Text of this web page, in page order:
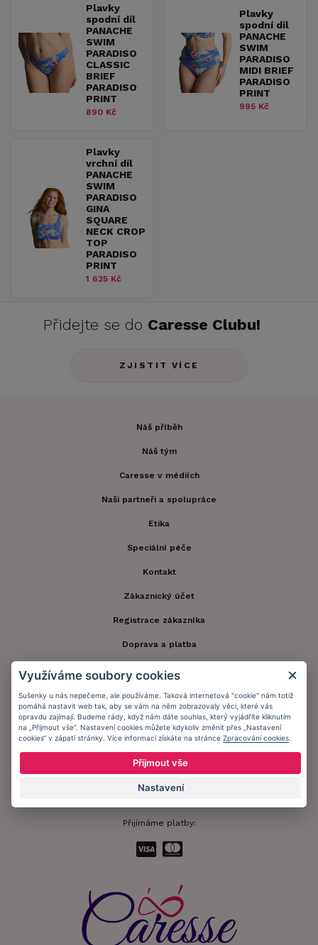
Plavky
spodní díl
PANACHE
SWIM
PARADISO
CLASSIC
BRIEF
PARADISO
PRINT
890 Kč
Plavky
spodní díl
PANACHE
SWIM
PARADISO
MIDI BRIEF
PARADISO
PRINT
995 Kč
Plavky
vrchní díl
PANACHE
SWIM
PARADISO
GINA
SQUARE
NECK CROP
TOP
PARADISO
PRINT
1 625 Kč
Přidejte se do Caresse Clubu!
ZJISTIT VÍCE
Náš příběh
Náš tým
Caresse v médiích
Naši partneři a spolupráce
Etika
Speciální péče
Kontakt
Zákaznický účet
Registrace zákazníka
Doprava a platba
Obchodní podmínky
Ochrana osobních údajů
Informační memorandum
Zůstaňte s námi v kontaktu.
Přijímáme platby:
Využíváme soubory cookies
Sušenky u nás nepečeme, ale používáme. Taková internetová "cookie" nám totiž
pomáhá nastavit web tak, aby se vám na něm zobrazovaly věci, které vás
opravdu zajímají. Budeme rády, když nám dáte souhlas, který vyjádříte kliknutím
na „Přijmout vše“. Nastavení cookies můžete kdykoliv změnit přes „Nastavení
cookies“ v zápatí stránky. Více informací získáte na stránce Zpracování cookies
Přijmout vše
Nastavení